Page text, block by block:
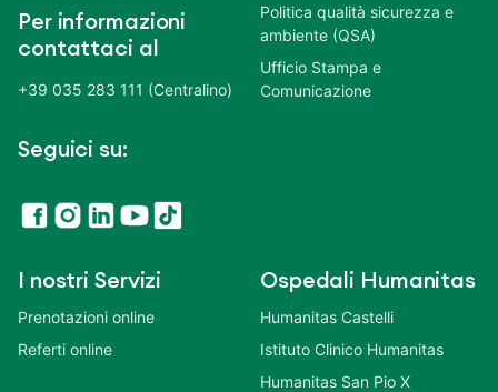
Per informazioni
contattaci al
+39 035 283 111 (Centralino)
Seguici su:
Politica qualità sicurezza e
ambiente (QSA)
Ufficio Stampa e
Comunicazione
I nostri Servizi
Prenotazioni online
Referti online
Ospedali Humanitas
Humanitas Castelli
Istituto Clinico Humanitas
Humanitas San Pio X